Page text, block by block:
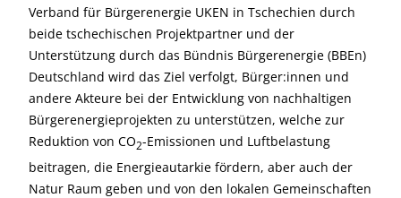
Verband für Bürgerenergie UKEN in Tschechien durch
beide tschechischen Projektpartner und der
Unterstützung durch das Bündnis Bürgerenergie (BBEn)
Deutschland wird das Ziel verfolgt, Bürger:innen und
andere Akteure bei der Entwicklung von nachhaltigen
Bürgerenergieprojekten zu unterstützen, welche zur
Reduktion von CO2-Emissionen und Luftbelastung
beitragen, die Energieautarkie fördern, aber auch der
Natur Raum geben und von den lokalen Gemeinschaften